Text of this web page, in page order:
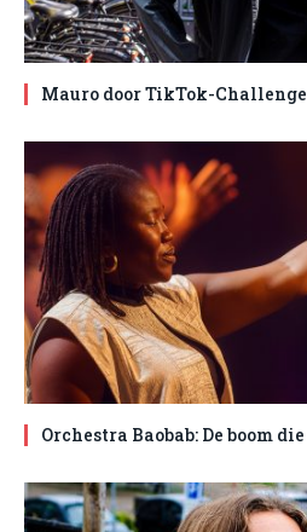
Mauro door TikTok-Challenge
Orchestra Baobab: De boom